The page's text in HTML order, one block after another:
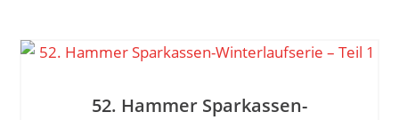
52. Hammer Sparkassen-